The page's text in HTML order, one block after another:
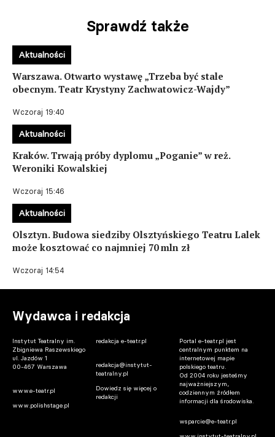
Sprawdź także
Warszawa. Otwarto wystawę „Trzeba być stale
obecnym. Teatr Krystyny Zachwatowicz-Wajdy”
Wczoraj 19:40
Aktualności
Kraków. Trwają próby dyplomu „Poganie” w reż.
Weroniki Kowalskiej
Wczoraj 15:46
Aktualności
Olsztyn. Budowa siedziby Olsztyńskiego Teatru Lalek
może kosztować co najmniej 70 mln zł
Wczoraj 14:54
Aktualności
Wydawca i redakcja
Instytut Teatralny im.
Zbigniewa Raszewskiego
ul. Jazdów 1
00-467 Warszawa
www.e-teatr.pl
www.polishstage.pl
redakcja e-teatr.pl
redakcja@instytut-
teatralny.pl
Dowiedz się więcej o
redakcji
Portal e-teatr.pl jest
centralnym punktem na
internetowej mapie
polskiego teatru.
Od 2004 roku jesteśmy
najważniejszym,
codziennym źródłem
informacji dla środowiska.
wsparcie@e-teatr.pl